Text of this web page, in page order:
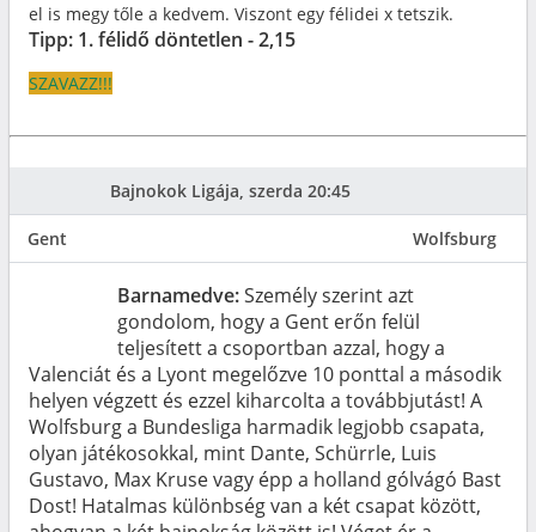
el is megy tőle a kedvem. Viszont egy félidei x tetszik.
Tipp: 1. félidő döntetlen - 2,15
SZAVAZZ!!!
Bajnokok Ligája, szerda 20:45
Gent Wolfsburg
Barnamedve:Személy szerint azt
gondolom, hogy a Gent erőn felül
teljesített a csoportban azzal, hogy a
Valenciát és a Lyont megelőzve 10 ponttal a második
helyen végzett és ezzel kiharcolta a továbbjutást! A
Wolfsburg a Bundesliga harmadik legjobb csapata,
olyan játékosokkal, mint Dante, Schürrle, Luis
Gustavo, Max Kruse vagy épp a holland gólvágó Bast
Dost! Hatalmas különbség van a két csapat között,